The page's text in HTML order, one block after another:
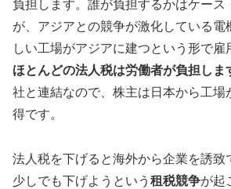
負担します。誰が負担するかはケース
が、アジアとの競争が激化している電
しい工場がアジアに建つという形で雇
ほとんどの法人税は労働者が負担しま
社と連結なので、株主は日本から工場
得です。
法人税を下げると海外から企業を誘致
少しでも下げようという 租税競争が起